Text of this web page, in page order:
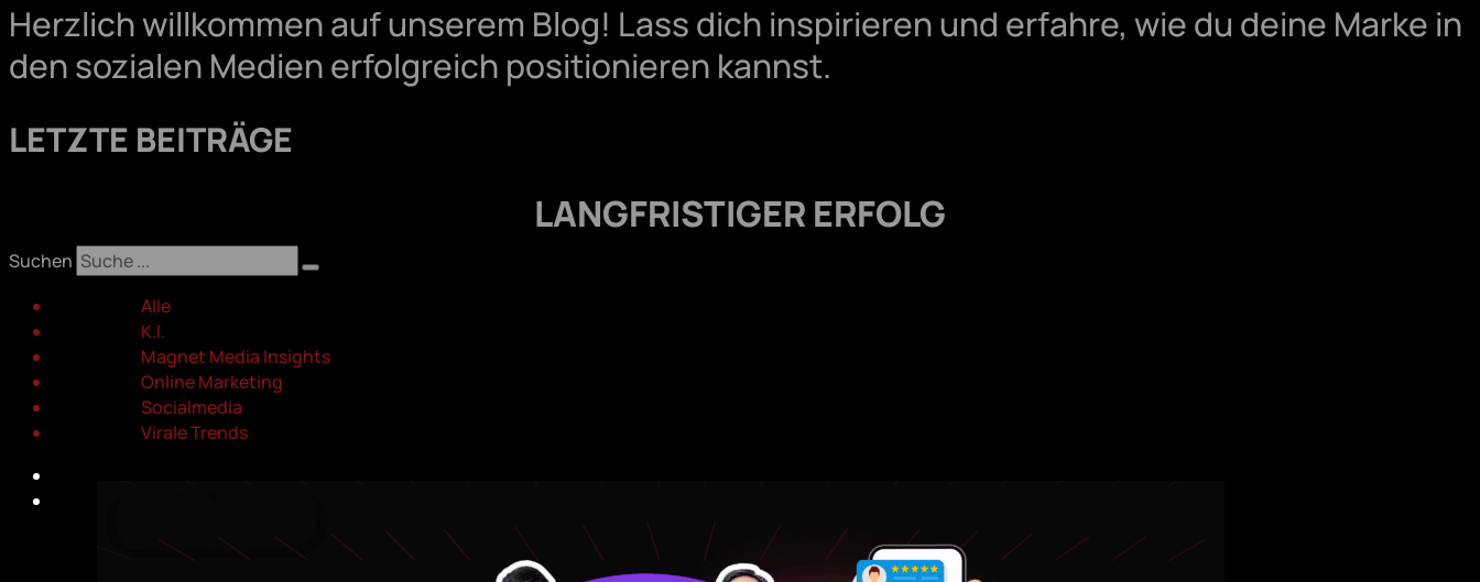
Herzlich willkommen auf unserem Blog! Lass dich inspirieren und erfahre, wie du deine Marke in
den sozialen Medien erfolgreich positionieren kannst.
LETZTE BEITRÄGE
LANGFRISTIGER ERFOLG
Suchen
Alle
K.I.
Magnet Media Insights
Online Marketing
Socialmedia
Virale Trends